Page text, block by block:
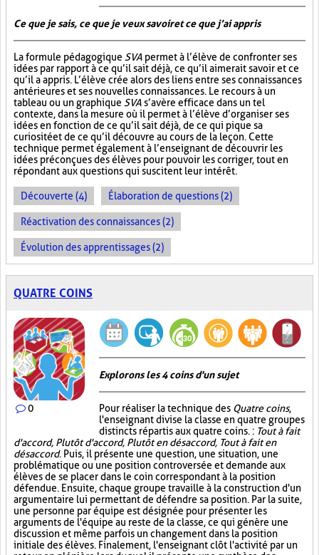
Ce que je sais, ce que je veux savoir et ce que j’ai appris
La formule pédagogique SVA permet à l’élève de confronter ses
idées par rapport à ce qu’il sait déjà, ce qu’il aimerait savoir et ce
qu’il a appris. L’élève crée alors des liens entre ses connaissances
antérieures et ses nouvelles connaissances. Le recours à un
tableau ou un graphique SVA s’avère efficace dans un tel
contexte, dans la mesure où il permet à l’élève d’organiser ses
idées en fonction de ce qu’il sait déjà, de ce qui pique sa
curiosité et de ce qu’il découvre au cours de la leçon. Cette
technique permet également à l’enseignant de découvrir les
idées préconçues des élèves pour pouvoir les corriger, tout en
répondant aux questions qui suscitent leur intérêt.
Découverte (4) Élaboration de questions (2)
Réactivation des connaissances (2)
Évolution des apprentissages (2)
QUATRE COINS
0
Explorons les 4 coins d'un sujet
Pour réaliser la technique des Quatre coins,
l'enseignant divise la classe en quatre groupes
distincts répartis aux quatre coins. : Tout à fait
d'accord, Plutôt d'accord, Plutôt en désaccord, Tout à fait en
désaccord. Puis, il présente une question, une situation, une
problématique ou une position controversée et demande aux
élèves de se placer dans le coin correspondant à la position
défendue. Ensuite, chaque groupe travaille à la construction d'un
argumentaire lui permettant de défendre sa position. Par la suite,
une personne par équipe est désignée pour présenter les
arguments de l'équipe au reste de la classe, ce qui génère une
discussion et même parfois un changement dans la position
initiale des élèves. Finalement, l'enseignant clôt l'activité par un